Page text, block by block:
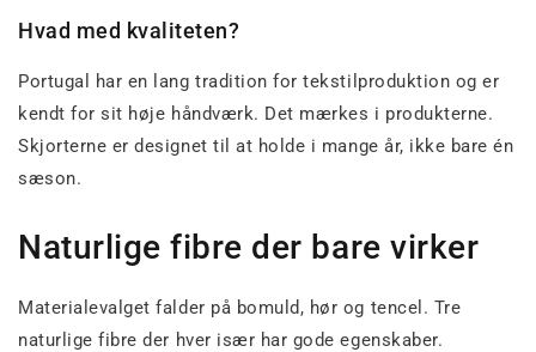
Hvad med kvaliteten?
Portugal har en lang tradition for tekstilproduktion og er
kendt for sit høje håndværk. Det mærkes i produkterne.
Skjorterne er designet til at holde i mange år, ikke bare én
sæson.
Naturlige fibre der bare virker
Materialevalget falder på bomuld, hør og tencel. Tre
naturlige fibre der hver især har gode egenskaber.